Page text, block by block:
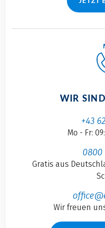
WIR
+43
Mo - Fr:
0800
Gratis aus
Wir freuen